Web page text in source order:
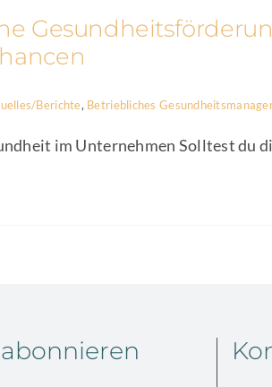
Berichte, Betriebliches
im Unternehmen Solltest du